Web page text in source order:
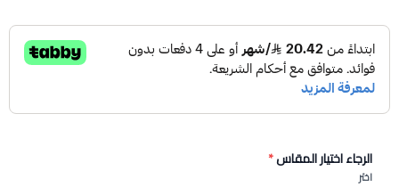
الرجاء اختيار المقاس*
اختر